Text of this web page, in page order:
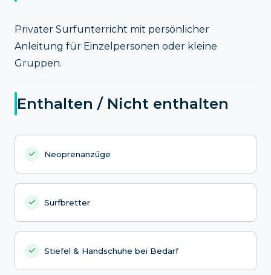
Privater Surfunterricht mit persönlicher
Anleitung für Einzelpersonen oder kleine
Gruppen.
Enthalten / Nicht enthalten
Neoprenanzüge
Surfbretter
Stiefel & Handschuhe bei Bedarf